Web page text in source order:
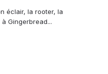
éclair, la rooter, la
Gingerbread...